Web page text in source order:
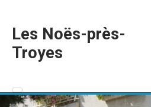
Les Noës-près-
Troyes